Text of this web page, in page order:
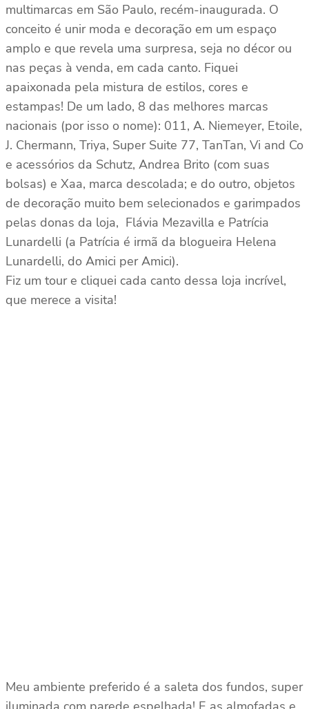
multimarcas em São Paulo, recém-inaugurada. O
conceito é unir moda e decoração em um espaço
amplo e que revela uma surpresa, seja no décor ou
nas peças à venda, em cada canto. Fiquei
apaixonada pela mistura de estilos, cores e
estampas! De um lado, 8 das melhores marcas
nacionais (por isso o nome): 011, A. Niemeyer, Etoile,
J. Chermann, Triya, Super Suite 77, TanTan, Vi and Co
e acessórios da Schutz, Andrea Brito (com suas
bolsas) e Xaa, marca descolada; e do outro, objetos
de decoração muito bem selecionados e garimpados
pelas donas da loja, Flávia Mezavilla e Patrícia
Lunardelli (a Patrícia é irmã da blogueira Helena
Lunardelli, do Amici per Amici).
Fiz um tour e cliquei cada canto dessa loja incrível,
que merece a visita!
Meu ambiente preferido é a saleta dos fundos, super